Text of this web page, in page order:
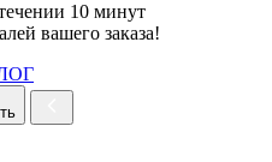
10 минут
вашего заказа!